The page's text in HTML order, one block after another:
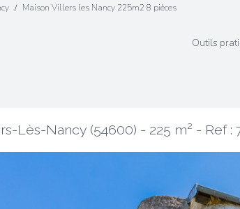
Maison Villers les Nancy 225m2 8 pièces
Outils
Lès-Nancy (54600) - 225 m² - Ref :